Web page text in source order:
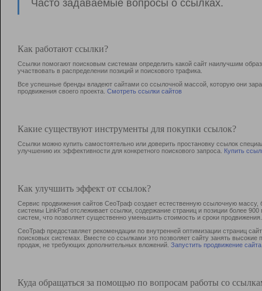
Часто задаваемые вопросы о ссылках.
Как работают ссылки?
Ссылки помогают поисковым системам определить какой сайт наилучшим
участвовать в раcпределении позиций и поискового трафика.
Все успешные бренды владеют сайтами со ссылочной массой, которую они
продвижения своего проекта. Смотреть ссылки сайтов
Какие существуют инструменты для покупки ссылок?
Ссылки можно купить самостоятельно или доверить простановку ссылок
улучшению их эффективности для конкретного поискового запроса. Купить
Как улучшить эффект от ссылок?
Сервис продвижения сайтов СеоТраф создает естественную ссылочную
системы LinkPad отслеживает ссылки, содержание страниц и позиции более
систем, что позволяет существенно уменьшить стоимость и сроки продвижения.
СеоТраф предоставляет рекомендации по внутренней оптимизации страниц
поисковых системах. Вместе со ссылками это позволяет сайту занять
продаж, не требующих дополнительных вложений. Запустить продвижение сайта
Куда обращаться за помощью по вопросам работы со